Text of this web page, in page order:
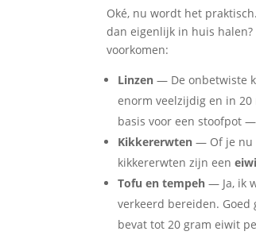
Oké, nu wordt het
dan eigenlijk in huis
voorkomen:
Linzen — De onbetwiste
enorm veelzijdig en in
basis voor een stoofpot
Kikkererwten — Of je nu
kikkererwten zijn een
Tofu en tempeh — Ja, ik
verkeerd bereiden.
bevat tot 20 gram eiwit